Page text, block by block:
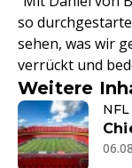
so
sehen, was wir
verrückt und
Weitere
NFL